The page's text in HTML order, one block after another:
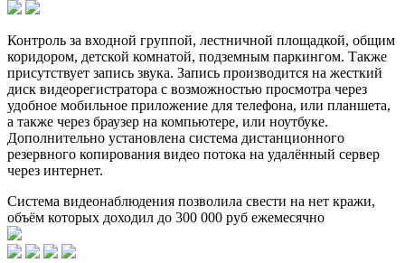
Контроль за входной группой, лестничной площадкой, общим
коридором, детской комнатой, подземным паркингом. Также
присутствует запись звука. Запись производится на жесткий
диск видеорегистратора с возможностью просмотра через
удобное мобильное приложение для телефона, или планшета,
а также через браузер на компьютере, или ноутбуке.
Дополнительно установлена система дистанционного
резервного копирования видео потока на удалённый сервер
через интернет.
Система видеонаблюдения позволила свести на нет кражи,
объём которых доходил до 300 000 руб ежемесячно